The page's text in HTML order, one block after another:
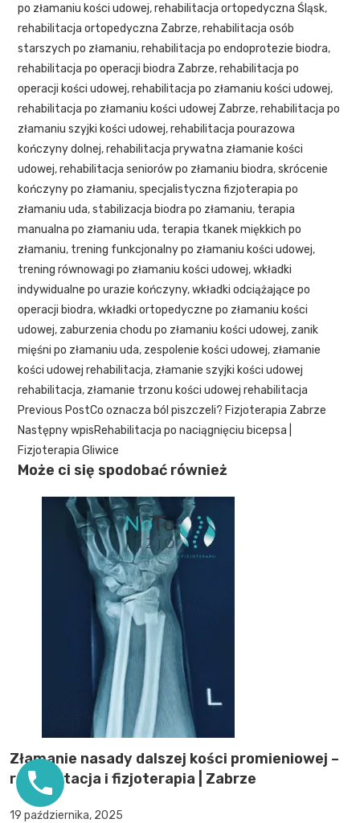
po złamaniu kości udowej, rehabilitacja ortopedyczna Śląsk,
rehabilitacja ortopedyczna Zabrze, rehabilitacja osób
starszych po złamaniu, rehabilitacja po endoprotezie biodra,
rehabilitacja po operacji biodra Zabrze, rehabilitacja po
operacji kości udowej, rehabilitacja po złamaniu kości udowej,
rehabilitacja po złamaniu kości udowej Zabrze, rehabilitacja po
złamaniu szyjki kości udowej, rehabilitacja pourazowa
kończyny dolnej, rehabilitacja prywatna złamanie kości
udowej, rehabilitacja seniorów po złamaniu biodra, skrócenie
kończyny po złamaniu, specjalistyczna fizjoterapia po
złamaniu uda, stabilizacja biodra po złamaniu, terapia
manualna po złamaniu uda, terapia tkanek miękkich po
złamaniu, trening funkcjonalny po złamaniu kości udowej,
trening równowagi po złamaniu kości udowej, wkładki
indywidualne po urazie kończyny, wkładki odciążające po
operacji biodra, wkładki ortopedyczne po złamaniu kości
udowej, zaburzenia chodu po złamaniu kości udowej, zanik
mięśni po złamaniu uda, zespolenie kości udowej, złamanie
kości udowej rehabilitacja, złamanie szyjki kości udowej
rehabilitacja, złamanie trzonu kości udowej rehabilitacja
Previous PostCo oznacza ból piszczeli? Fizjoterapia Zabrze
Następny wpisRehabilitacja po naciągnięciu bicepsa |
Fizjoterapia Gliwice
Może ci się spodobać również
Złamanie nasady dalszej kości promieniowej –
rehabilitacja i fizjoterapia | Zabrze
19 października, 2025